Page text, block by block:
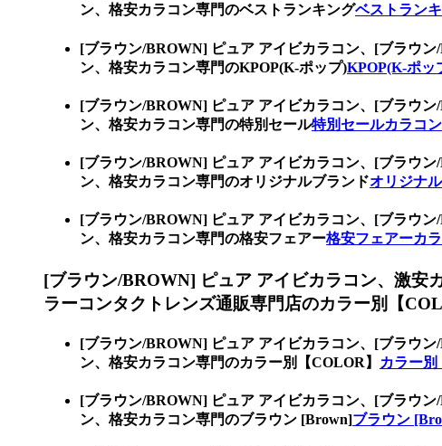
ン、格安カラコン専門のベストランキングベストラン
[ブラウン/BROWN] ピュア アイビカラコン、 [ブラウン
ン、格安カラコン専門のKPOP(K-ポップ)KPOP(K-ポッ
[ブラウン/BROWN] ピュア アイビカラコン、 [ブラウン
ン、格安カラコン専門の特別セール特別セールカラコン
[ブラウン/BROWN] ピュア アイビカラコン、 [ブラウン
ン、格安カラコン専門のオリジナルブランドオリジナ
[ブラウン/BROWN] ピュア アイビカラコン、 [ブラウン
ン、格安カラコン専門の格安フェアー格安フェアーカ
[ブラウン/BROWN] ピュア アイビカラコン、 激安
ラーコンタクトレンズ通販専門店のカラー別【
[ブラウン/BROWN] ピュア アイビカラコン、 [ブラウン
ン、格安カラコン専門のカラー別【COLOR】
カラー
[ブラウン/BROWN] ピュア アイビカラコン、 [ブラウン
ン、格安カラコン専門のブラウン [Brown]ブラウン